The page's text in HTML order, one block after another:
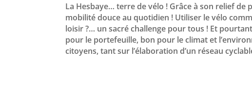
La Hesbaye… terre de vélo ! Grâce à son relief
mobilité douce au quotidien ! Utiliser le vélo
loisir ?… un sacré challenge pour tous ! Et
pour le portefeuille, bon pour le climat et
citoyens, tant sur l’élaboration d’un réseau